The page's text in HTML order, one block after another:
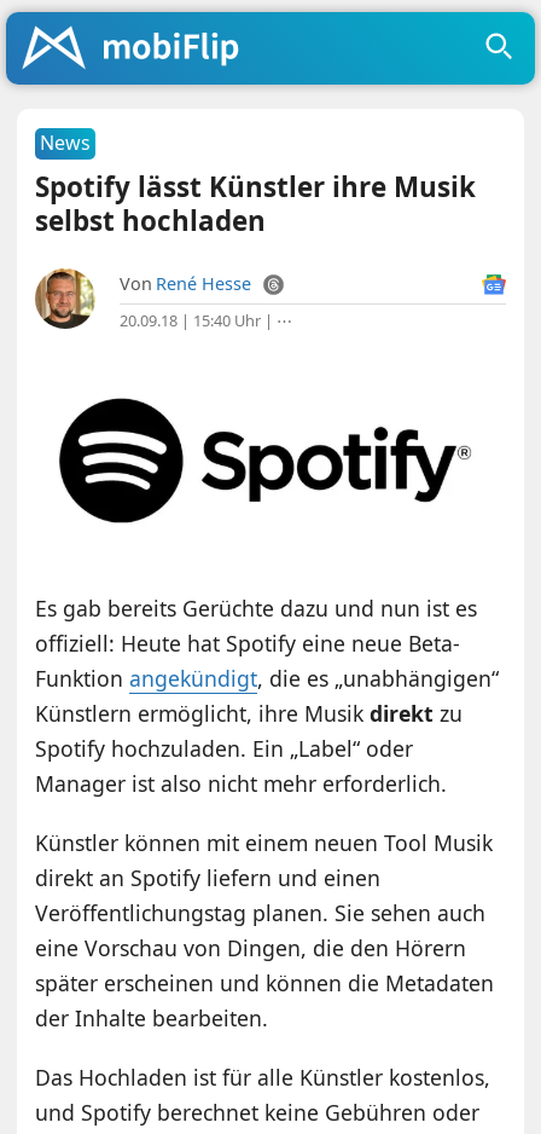
News
Spotify lässt Künstler ihre Musik
selbst hochladen
Von René Hesse
20.09.18 | 15:40 Uhr | ⋯
Es gab bereits Gerüchte dazu und nun ist es
offiziell: Heute hat Spotify eine neue Beta-
Funktionangekündigt, die es „unabhängigen“
Künstlern ermöglicht, ihre Musikdirekt zu
Spotify hochzuladen. Ein „Label“ oder
Manager ist also nicht mehr erforderlich.
Künstler können mit einem neuen Tool Musik
direkt an Spotify liefern und einen
Veröffentlichungstag planen. Sie sehen auch
eine Vorschau von Dingen, die den Hörern
später erscheinen und können die Metadaten
der Inhalte bearbeiten.
Das Hochladen ist für alle Künstler kostenlos,
und Spotify berechnet keine Gebühren oder